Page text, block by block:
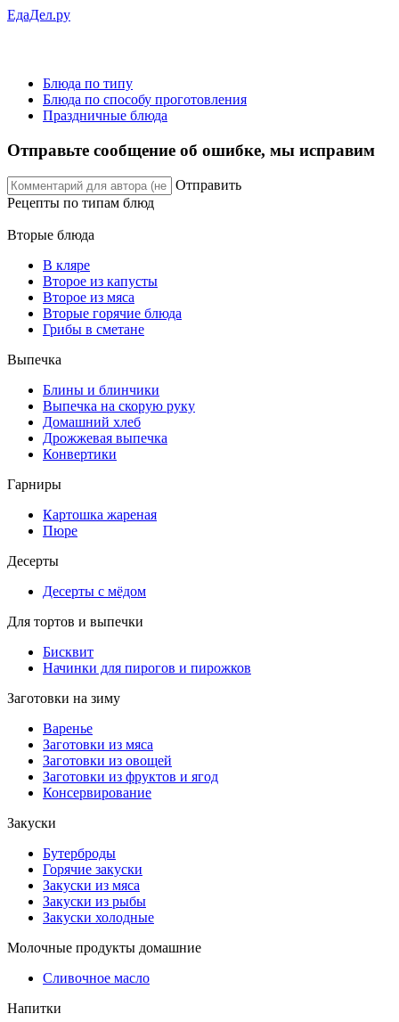
ЕдаДел.ру
Блюда по типу
Блюда по способу проготовления
Праздничные блюда
Отправьте сообщение об ошибке, мы исправим
Отправить
Рецепты по типам блюд
Вторые блюда
В кляре
Второе из капусты
Второе из мяса
Вторые горячие блюда
Грибы в сметане
Выпечка
Блины и блинчики
Выпечка на скорую руку
Домашний хлеб
Дрожжевая выпечка
Конвертики
Гарниры
Картошка жареная
Пюре
Десерты
Десерты с мёдом
Для тортов и выпечки
Бисквит
Начинки для пирогов и пирожков
Заготовки на зиму
Варенье
Заготовки из мяса
Заготовки из овощей
Заготовки из фруктов и ягод
Консервирование
Закуски
Бутерброды
Горячие закуски
Закуски из мяса
Закуски из рыбы
Закуски холодные
Молочные продукты домашние
Сливочное масло
Напитки